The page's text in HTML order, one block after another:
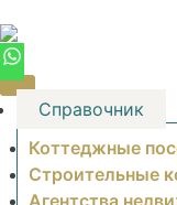
to
content
Справочник
Коттеджные
Строительные